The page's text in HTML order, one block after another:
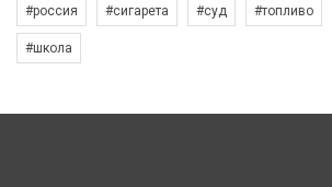
#россия #сигарета #суд #топливо
#школа